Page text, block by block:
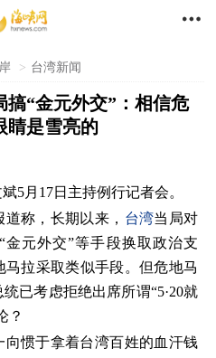

> 台湾新闻
“金元外交”：相信危
睛是雪亮的
5月17日主持例行记者会。
称，长期以来， 台湾当局对
元外交”等手段换取政治支
拉采取类似手段。但危地马
已考虑拒绝出席所谓“5·20就
？
惯于拿着台湾百姓的血汗钱